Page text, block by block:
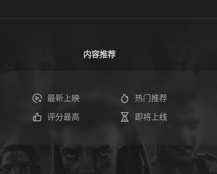
内容推荐
最新上映 热门推荐
评分最高 即将上线